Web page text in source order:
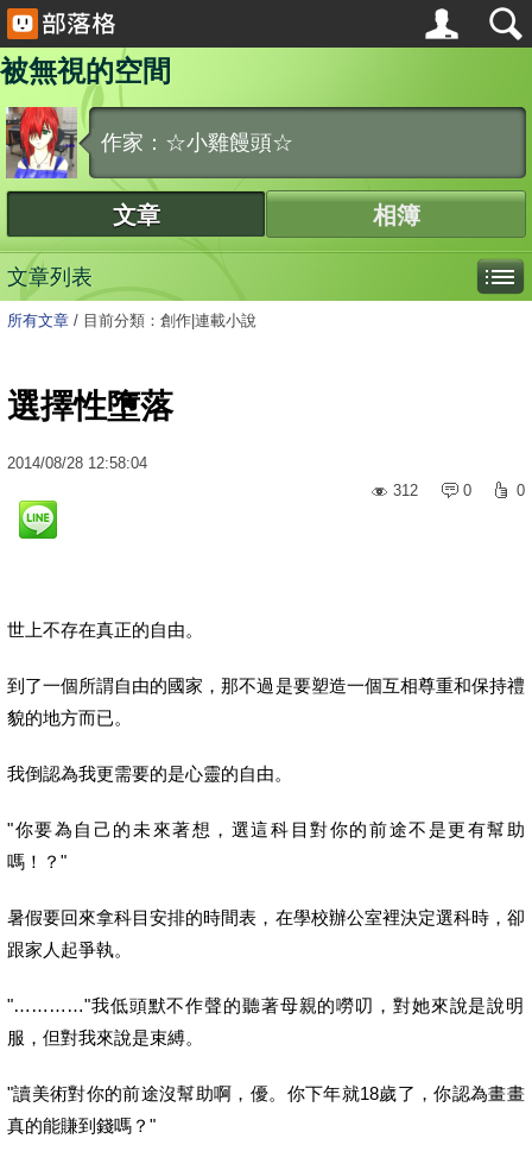
被無視的空間
作家：☆小雞饅頭☆
文章 相簿
文章列表
所有文章 / 目前分類：創作|連載小說
選擇性墮落
2014/08/28 12:58:04
312
0 0
世上不存在真正的自由。
到了一個所謂自由的國家，那不過是要塑造一個互相尊重和保持禮
貌的地方而已。
我倒認為我更需要的是心靈的自由。
"你要為自己的未來著想，選這科目對你的前途不是更有幫助
嗎！？ "
暑假要回來拿科目安排的時間表，在學校辦公室裡決定選科時， 卻
跟家人起爭執。
"…………"我低頭默不作聲的聽著母親的嘮叨， 對她來說是說明
服，但對我來說是束縛。
"讀美術對你的前途沒幫助啊，優。你下年就18歲了，你認為畫畫
真的能賺到錢嗎？"